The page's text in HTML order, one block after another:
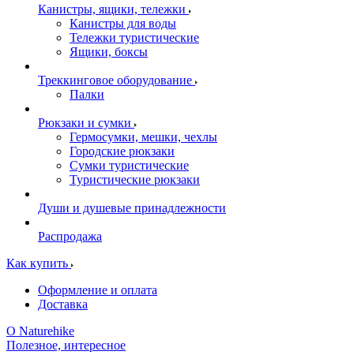
Канистры, ящики, тележки
Канистры для воды
Тележки туристические
Ящики, боксы
Треккинговое оборудование
Палки
Рюкзаки и сумки
Гермосумки, мешки, чехлы
Городские рюкзаки
Сумки туристические
Туристические рюкзаки
Души и душевые принадлежности
Распродажа
Как купить
Оформление и оплата
Доставка
О Naturehike
Полезное, интересное